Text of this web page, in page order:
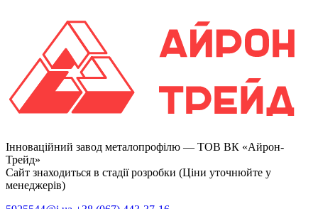
Інноваційний завод металопрофілю — ТОВ ВК «Айрон-
Трейд»
Сайт знаходиться в стадії розробки (Ціни уточнюйте у
менеджерів)